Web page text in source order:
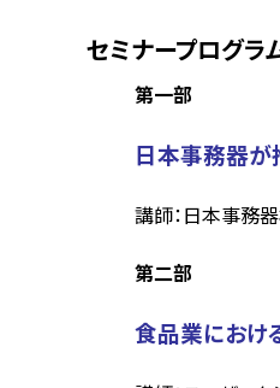
セミナープログラ
第一部
日本事務器
講師：日本事
第二部
食品業におけ